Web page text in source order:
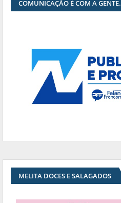
COMUNICAÇÃO É COM A GENTE.
MELITA DOCES E SALAGADOS